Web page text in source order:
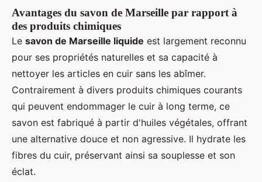
Avantages du savon de Marseille par rapport à
des produits chimiques
Le savon de Marseille liquide est largement reconnu
pour ses propriétés naturelles et sa capacité à
nettoyer les articles en cuir sans les abîmer.
Contrairement à divers produits chimiques courants
qui peuvent endommager le cuir à long terme, ce
savon est fabriqué à partir d'huiles végétales, offrant
une alternative douce et non agressive. Il hydrate les
fibres du cuir, préservant ainsi sa souplesse et son
éclat.